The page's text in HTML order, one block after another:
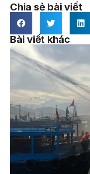
Chia sẻ bài viết
Bài viết khác